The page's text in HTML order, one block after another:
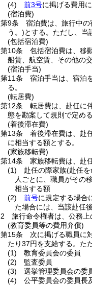
(4)
前3号に掲げる費用
(宿泊費)
第9条
宿泊費は、旅行中
う。)とする。 ただし、当
(包括宿泊費)
第10条
包括宿泊費は、移
船賃、航空賃、その他の
(宿泊手当)
第11条
宿泊手当は、宿泊
る。
(転居費)
第12条
転居費は、赴任に
態を勘案して規則で定め
(着後滞在費)
第13条
着後滞在費は、赴
に相当する額とする。
(家族移転費)
第14条
家族移転費は、赴
(1)
赴任の際家族(赴任
人ごとに、職員がその
相当する額
(2)
前号に規定する場合
た場合には、当該赴任
2
旅行命令権者は、公務上
(教育委員等の費用弁償)
第15条
次に掲げる職員に
たり37円を支給する。 た
(1)
教育委員会の委員
(2)
監査委員
(3)
選挙管理委員会の委
(4)
公平委員会の委員長